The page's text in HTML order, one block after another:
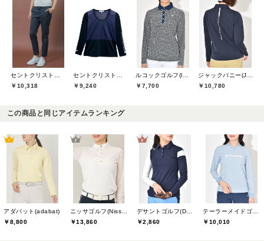
￥10,318
￥9,240
￥7,700
￥10,780
この商品と同じアイテムランキング
アダバット(adabat)
￥8,800
ニッサゴルフ(Nissa Golf)
￥13,860
デサントゴルフ(DESCENTE GOLF)
￥2,860
テーラーメイドゴルフ(TaylorMade Golf)
￥10,010